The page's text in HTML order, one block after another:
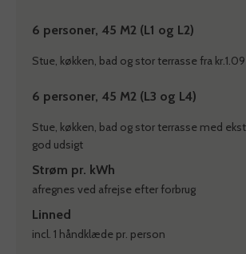
6 personer, 45 M2 (L1 og L2)
Stue, køkken, bad og stor terrasse fra
6 personer, 45 M2 (L3 og L4)
Stue, køkken, bad og stor terrasse med
god udsigt
Strøm pr. kWh
afregnes ved afrejse efter forbrug
Linned
incl. 1 håndklæde pr. person